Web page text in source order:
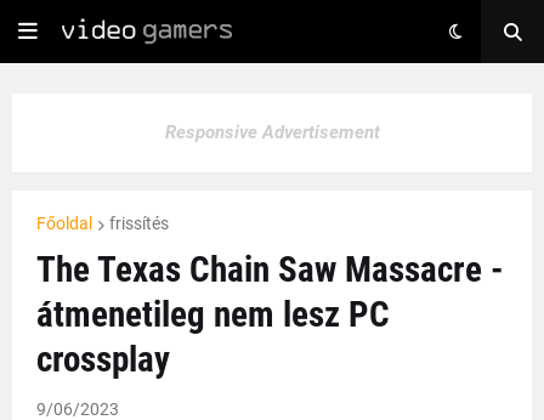
Responsive Advertisement
Főoldal frissítés
The Texas Chain Saw Massacre -
átmenetileg nem lesz PC
crossplay
9/06/2023